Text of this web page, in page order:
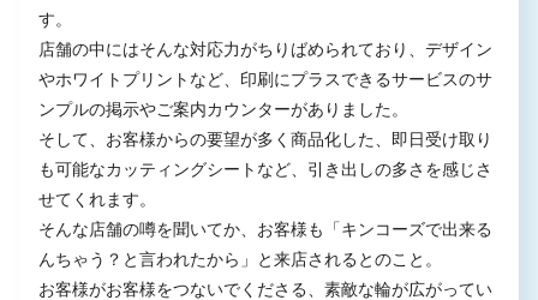
す。
店舗の中にはそんな対応力がちりばめられており、デザイン
やホワイトプリントなど、印刷にプラスできるサービスのサ
ンプルの掲示やご案内カウンターがありました。
そして、お客様からの要望が多く商品化した、即日受け取り
も可能なカッティングシートなど、引き出しの多さを感じさ
せてくれます。
そんな店舗の噂を聞いてか、お客様も「キンコーズで出来る
んちゃう？と言われたから」と来店されるとのこと。
お客様がお客様をつないでくださる、素敵な輪が広がってい